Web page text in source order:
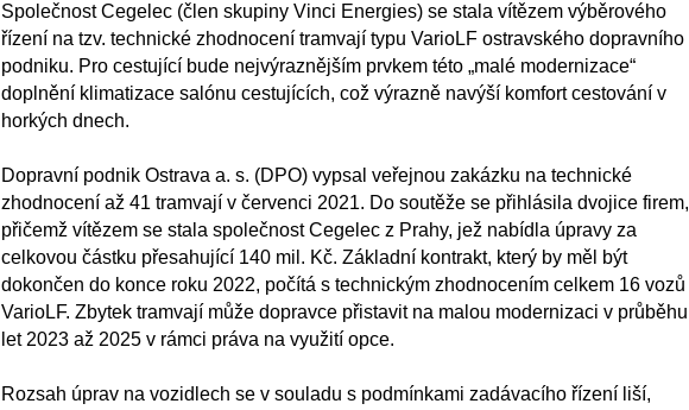
Společnost Cegelec (člen skupiny Vinci Energies) se stala vítězem výběrového
řízení na tzv. technické zhodnocení tramvají typu VarioLF ostravského dopravního
podniku. Pro cestující bude nejvýraznějším prvkem této „malé modernizace“
doplnění klimatizace salónu cestujících, což výrazně navýší komfort cestování v
horkých dnech.
Dopravní podnik Ostrava a. s. (DPO) vypsal veřejnou zakázku na technické
zhodnocení až 41 tramvají v červenci 2021. Do soutěže se přihlásila dvojice firem,
přičemž vítězem se stala společnost Cegelec z Prahy, jež nabídla úpravy za
celkovou částku přesahující 140 mil. Kč. Základní kontrakt, který by měl být
dokončen do konce roku 2022, počítá s technickým zhodnocením celkem 16 vozů
VarioLF. Zbytek tramvají může dopravce přistavit na malou modernizaci v průběhu
let 2023 až 2025 v rámci práva na využití opce.
Rozsah úprav na vozidlech se v souladu s podmínkami zadávacího řízení liší,